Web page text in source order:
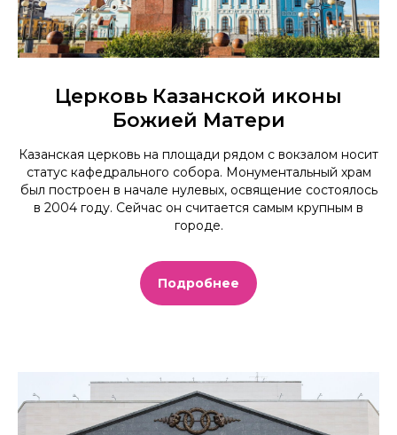
Церковь Казанской иконы
Божией Матери
Казанская церковь на площади рядом с вокзалом носит
статус кафедрального собора. Монументальный храм
был построен в начале нулевых, освящение состоялось
в 2004 году. Сейчас он считается самым крупным в
городе.
Подробнее